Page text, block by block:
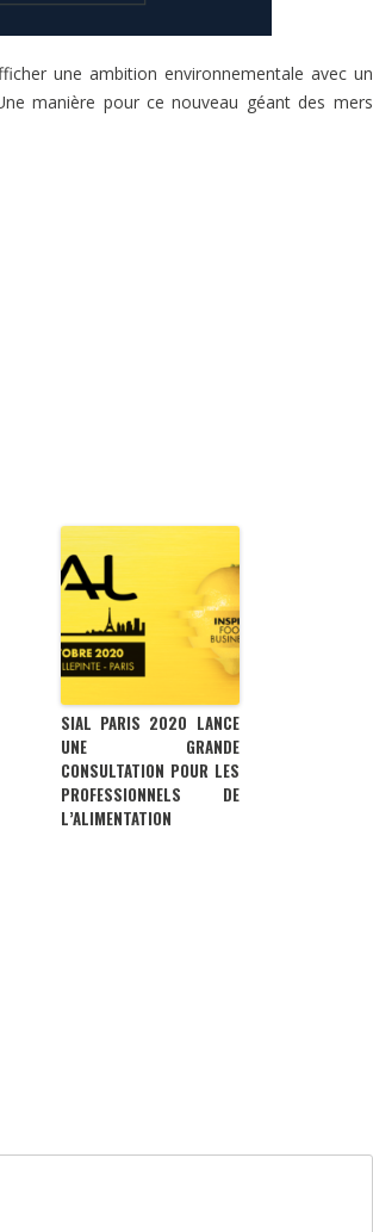
une ambition environnementale avec un
manière pour ce nouveau géant des mers
SIAL PARIS 2020 LANCE
UNE GRANDE
CONSULTATION POUR LES
PROFESSIONNELS DE
L’ALIMENTATION